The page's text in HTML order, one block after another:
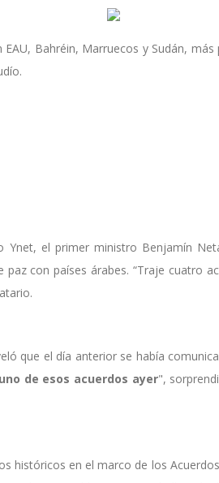
Bahréin, Marruecos y Sudán,
Ynet, el primer ministro Benjamín
paz con países árabes. “Traje cuatro
que el día anterior se había
de esos acuerdos ayer",
históricos en el marco de los